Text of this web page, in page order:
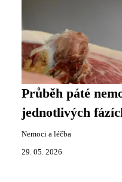
Průběh páté
jednotlivých
Nemoci a léčba
29. 05. 2026